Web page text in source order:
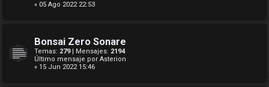
« 05 Ago 2022 22:53
Bonsai Zero Sonare
Temas: 279| Mensajes: 2194
Último mensaje por Asterion
« 15 Jun 2022 15:46